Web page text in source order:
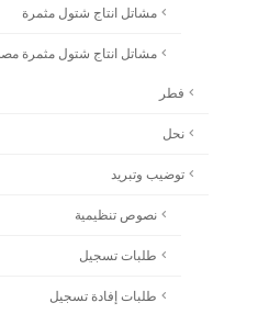
مشاتل انتاج شتول مثمرة
مشاتل انتاج شتول مثمرة
فطر
نحل
توضيب وتبريد
نصوص تنظيمية
طلبات تسجيل
طلبات إفادة تسجيل